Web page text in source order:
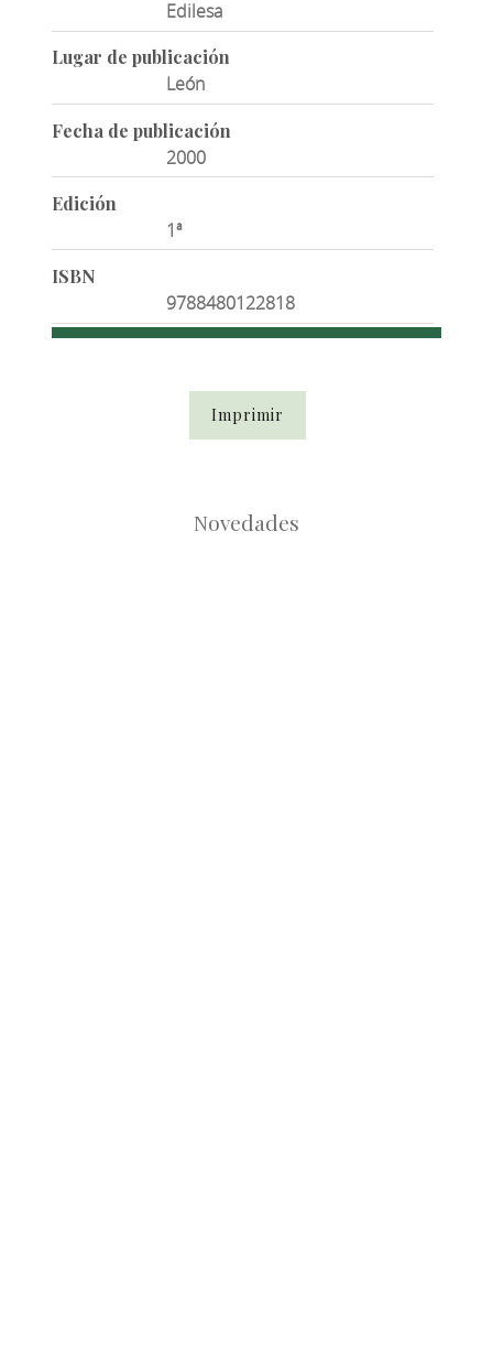
Edilesa
Lugar de publicación
León
Fecha de publicación
2000
Edición
1ª
ISBN
9788480122818
Imprimir
Novedades